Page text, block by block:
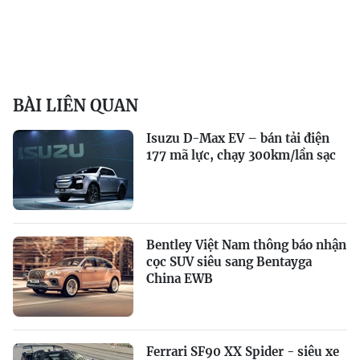
BÀI LIÊN QUAN
Isuzu D-Max EV – bán tải điện
177 mã lực, chạy 300km/lần sạc
Bentley Việt Nam thông báo nhận
cọc SUV siêu sang Bentayga
China EWB
Ferrari SF90 XX Spider - siêu xe